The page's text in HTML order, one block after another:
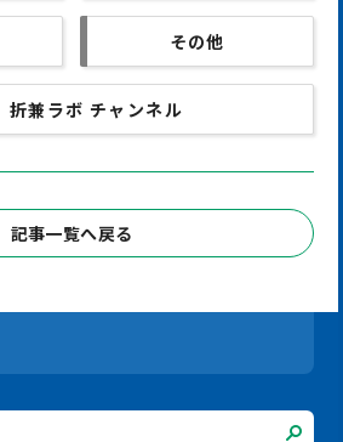
その他
折兼ラボ チャンネル
記事一覧へ戻る